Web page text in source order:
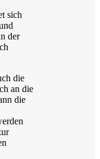
sich
der
die
an die
die